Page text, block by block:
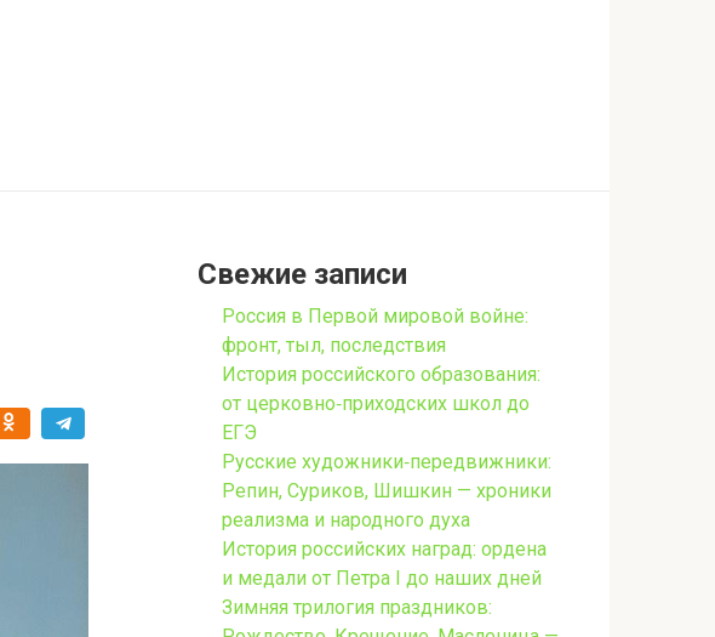
Свежие записи
Россия в Первой мировой войне:
фронт, тыл, последствия
История российского образования:
от церковно‑приходских школ до
ЕГЭ
Русские художники‑передвижники:
Репин, Суриков, Шишкин — хроники
реализма и народного духа
История российских наград: ордена
и медали от Петра I до наших дней
Зимняя трилогия праздников: